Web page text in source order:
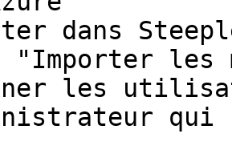
dans
les
les
qui